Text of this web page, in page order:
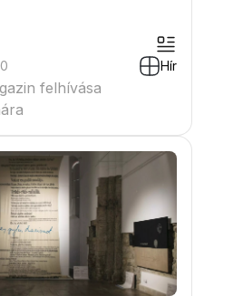
Hír
felhívása